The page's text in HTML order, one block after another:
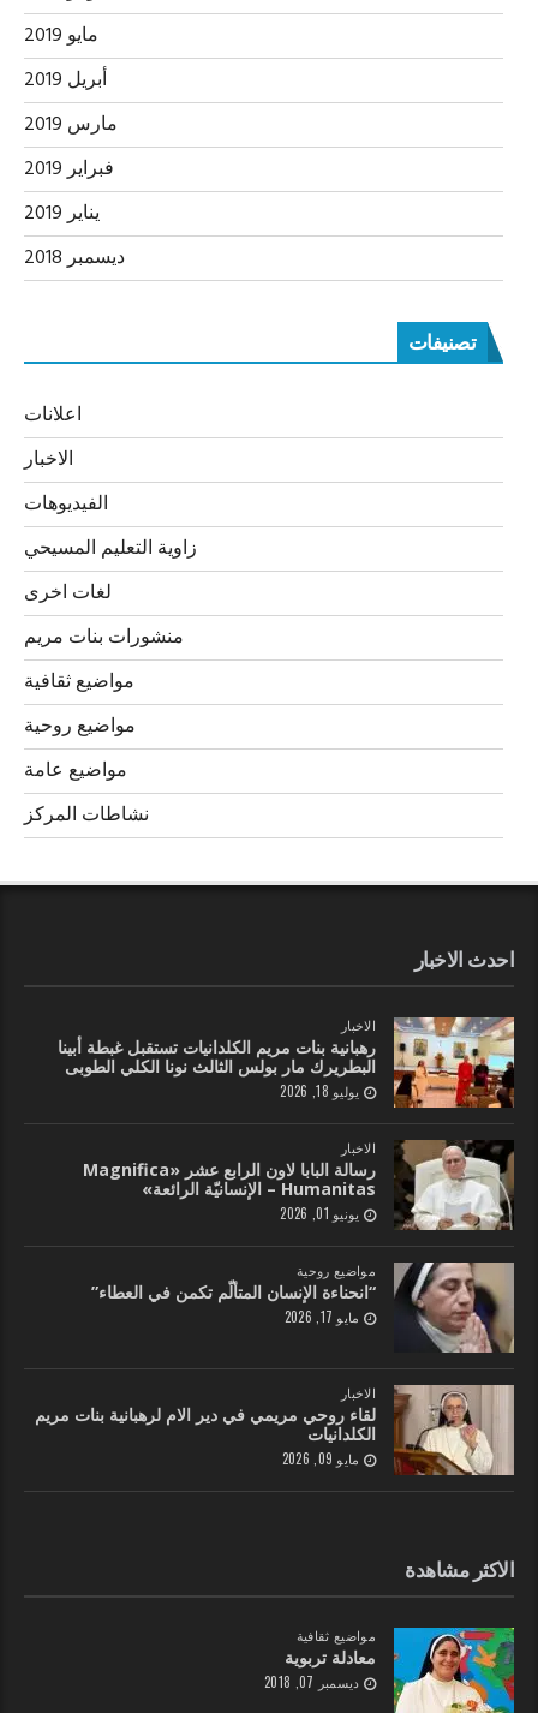
مايو 2019
أبريل 2019
مارس 2019
فبراير 2019
يناير 2019
ديسمبر 2018
تصنيفات
اعلانات
الاخبار
الفيديوهات
زاوية التعليم المسيحي
لغات اخرى
منشورات بنات مريم
مواضيع ثقافية
مواضيع روحية
مواضيع عامة
نشاطات المركز
احدث الاخبار
الاخبار
رهبانية بنات مريم الكلدانيات تستقبل غبطة أبينا
البطريرك مار بولس الثالث نونا الكلي الطوبى
يوليو 18, 2026
الاخبار
رسالة البابا لاون الرابع عشر «Magnifica
Humanitas – الإنسانيّة الرائعة»
يونيو 01, 2026
مواضيع روحية
“انحناءة الإنسان المتألّم تكمن في العطاء”
مايو 17, 2026
الاخبار
لقاء روحي مريمي في دير الام لرهبانية بنات مريم
الكلدانيات
مايو 09, 2026
الاكثر مشاهدة
مواضيع ثقافية
معادلة تربوية
ديسمبر 07, 2018